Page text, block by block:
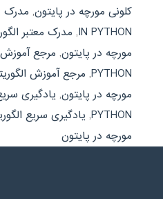
کلونی مورچه در پایتون,
IN PYTHON
, مدرک معتبر
مورچه در پایتون,
PYTHON
, مرجع آموزش
مورچه در پایتون,
PYTHON
, یادگیری سریع
مورچه در پایتون